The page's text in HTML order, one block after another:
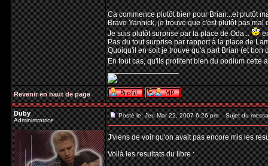
Ca commence plutôt bien pour Brian...et plutôt
Bravo Yannick, je trouve que c'est plutôt pas mal
Je suis plutôt surprise par la place de Oda...
Pas du tout surprise par rapport à la place de
Quoiqu'il en soit je trouve qu'à part Brian (et bon
En tout cas, qu'ils profitent bien du podium
_________________
Revenir en haut de page
Duby
Administratrice
Posté le: Jeu Mar 22, 2007 6:26 pm Sujet du
J'viens de voir qu'on avait pas encore mis les
Voilà les resultats du libre :